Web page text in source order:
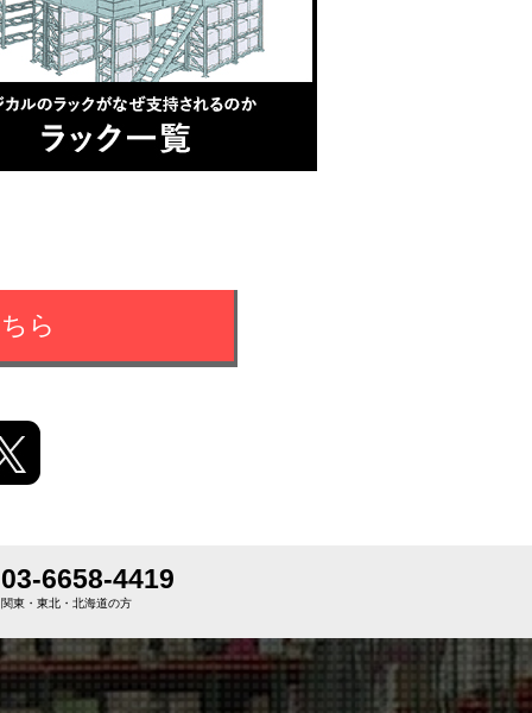
ら
03-6658-4419
関東・東北・北海道の方